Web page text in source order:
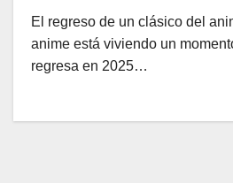
El regreso de un clásico del
anime está viviendo un
regresa en 2025…